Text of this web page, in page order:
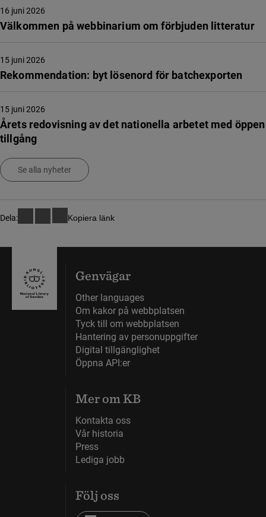
Välkommen på webbinarium om förbjuden litteratur
16 juni 2026
Rekommendation: byt lösenord för batchexporten
15 juni 2026
Årets redovisning av det nationella arbetet med öppen
tillgång
15 juni 2026
Se alla nyheter
Dela: Kopiera länk
Genvägar
Other languages
Om kakor på webbplatsen
Tyck till om webbplatsen
Hantering av personuppgifter
Digital tillgänglighet
Öppna API:er
Mer om KB
Kontakta oss
Vår historia
Press
Lediga jobb
Följ oss